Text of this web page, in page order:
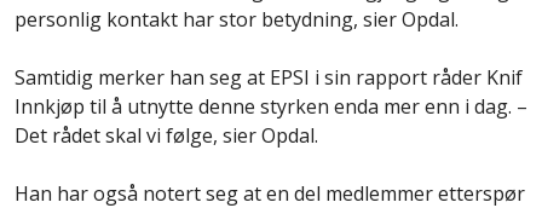
personlig kontakt har stor betydning, sier Opdal.
Samtidig merker han seg at EPSI i sin rapport råder Knif
Innkjøp til å utnytte denne styrken enda mer enn i dag. –
Det rådet skal vi følge, sier Opdal.
Han har også notert seg at en del medlemmer etterspør